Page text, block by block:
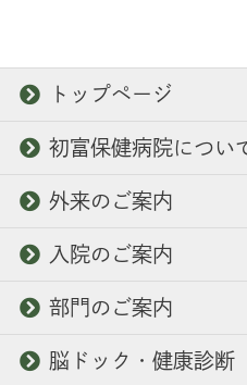
トップページ
初富保健病院につい
外来のご案内
入院のご案内
部門のご案内
脳ドック・健康診断